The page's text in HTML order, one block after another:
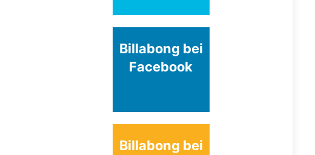
Billabong bei
Facebook
Billabong bei